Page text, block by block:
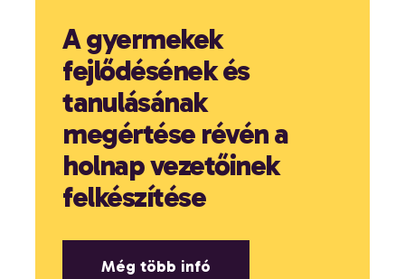
A gyermekek
fejlődésének és
tanulásának
megértése révén a
holnap vezetőinek
felkészítése
Még több infó